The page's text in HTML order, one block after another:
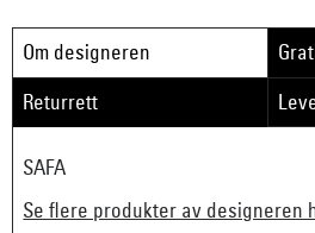
Om designeren
Returrett
SAFA
Se flere produkter av designeren